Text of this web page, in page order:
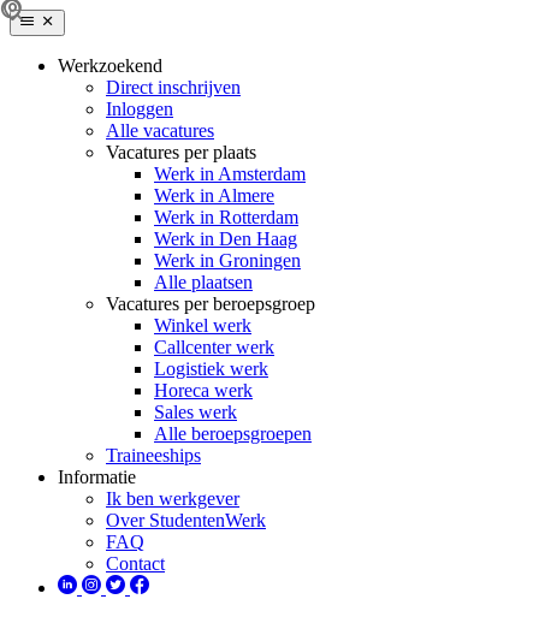
Werkzoekend
Direct inschrijven
Inloggen
Alle vacatures
Vacatures per plaats
Werk in Amsterdam
Werk in Almere
Werk in Rotterdam
Werk in Den Haag
Werk in Groningen
Alle plaatsen
Vacatures per beroepsgroep
Winkel werk
Callcenter werk
Logistiek werk
Horeca werk
Sales werk
Alle beroepsgroepen
Traineeships
Informatie
Ik ben werkgever
Over StudentenWerk
FAQ
Contact